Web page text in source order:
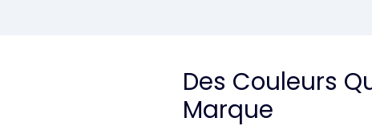
Des Couleurs
Marque